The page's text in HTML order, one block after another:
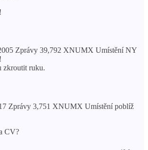
Zprávy 39,792 XNUMX Umístění NY
zkroutit ruku.
Zprávy 3,751 XNUMX Umístění poblíž
CV?